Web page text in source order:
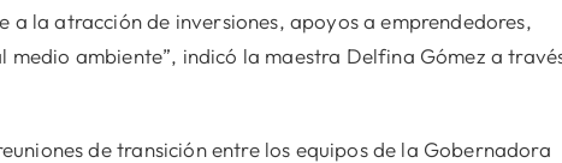
la atracción de inversiones, apoyos a emprendedores,
ambiente”, indicó la maestra Delfina Gómez a
de transición entre los equipos de la Gobernadora